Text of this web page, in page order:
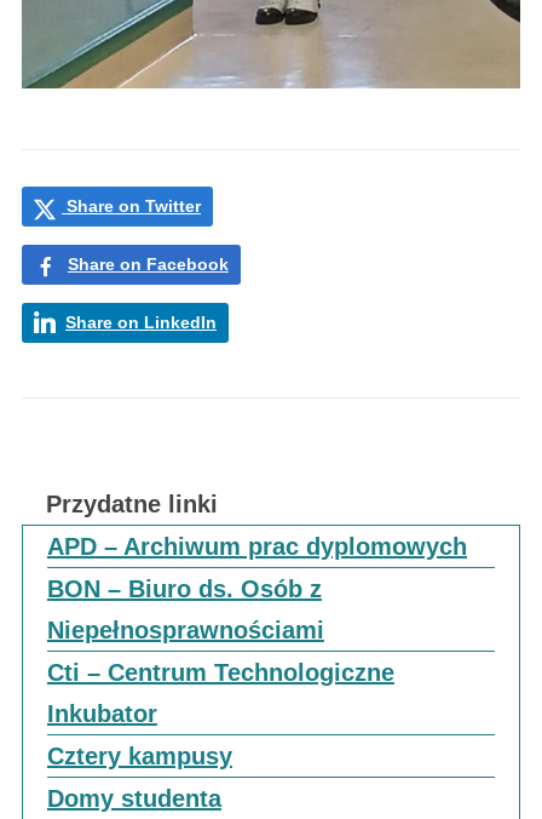
Share on Twitter
Share on Facebook
Share on LinkedIn
Przydatne linki
APD – Archiwum prac dyplomowych
BON – Biuro ds. Osób z
Niepełnosprawnościami
Cti – Centrum Technologiczne
Inkubator
Cztery kampusy
Domy studenta